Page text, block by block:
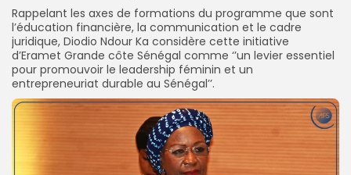
Rappelant les axes de formations du programme que sont
l’éducation financière, la communication et le cadre
juridique, Diodio Ndour Ka considère cette initiative
d’Eramet Grande côte Sénégal comme ‘’un levier essentiel
pour promouvoir le leadership féminin et un
entrepreneuriat durable au Sénégal’’.